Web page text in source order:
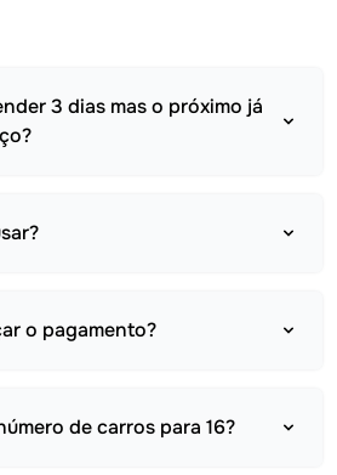
3 dias mas o próximo já
o pagamento?
de carros para 16?